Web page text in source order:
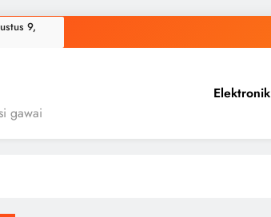
9,
gawai
Elektronik